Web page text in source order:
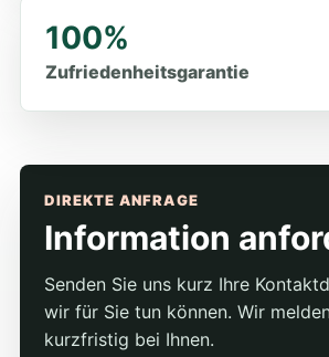
100%
Zufriedenheitsgarantie
DIREKTE ANFRAGE
Information
Senden Sie uns kurz Ihre
wir für Sie tun können. Wir
kurzfristig bei Ihnen.